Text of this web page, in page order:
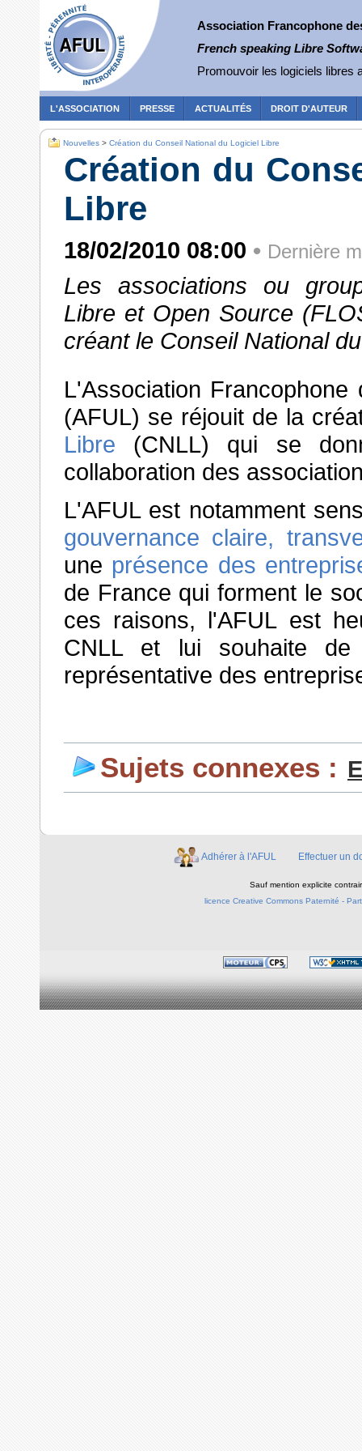
Association Francophone
French speaking Libre
Promouvoir les logiciels libres
L'ASSOCIATION PRESSE ACTUALITÉS DROIT D'AUTEUR
Nouvelles > Création du Conseil National du Logiciel Libre
Création du
Libre
18/02/2010 08:00 • Dernière
Les associations ou
Libre et Open Source
créant le Conseil National
L'Association
(AFUL) se réjouit de la
Libre (CNLL) qui se
collaboration des
L'AFUL est notamment
gouvernance claire,
une présence des
de France qui forment le
ces raisons, l'AFUL est
CNLL et lui souhaite
représentative des
Sujets connexes :
Adhérer à l'AFUL Effectuer un
Sauf mention explicite
licence Creative Commons Paternité -